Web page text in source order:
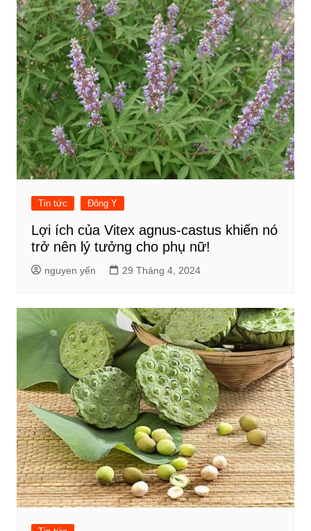
Tin tức Đông Y
Lợi ích của Vitex agnus-castus khiến nó
trở nên lý tưởng cho phụ nữ!
nguyen yến 29 Tháng 4, 2024